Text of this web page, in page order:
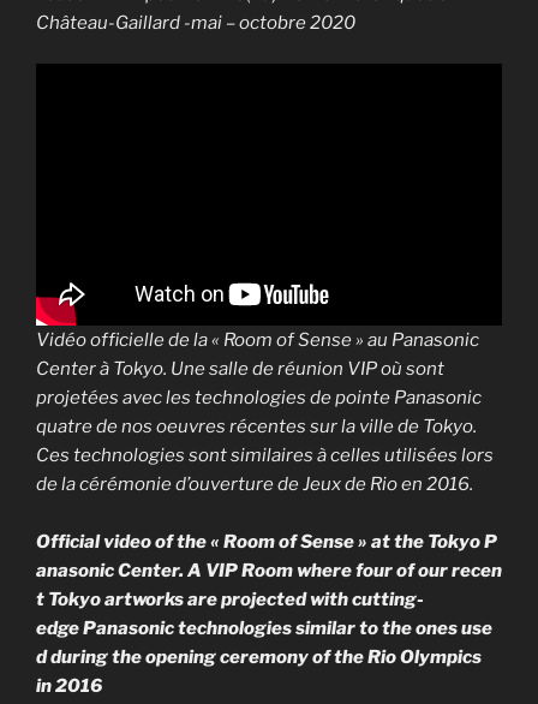
Château-Gaillard -mai – octobre 2020
Vidéo officielle de la « Room of Sense » au Panasonic
Center à Tokyo. Une salle de réunion VIP où sont
projetées avec les technologies de pointe Panasonic
quatre de nos oeuvres récentes sur la ville de Tokyo.
Ces technologies sont similaires à celles utilisées lors
de la cérémonie d’ouverture de Jeux de Rio en 2016.
Official video of the « Room of Sense » at the Tokyo P
anasonic Center. A VIP Room where four of our recen
t Tokyo artworks are projected with cutting-
edge Panasonic technologies similar to the ones use
d during the opening ceremony of the Rio Olympics
in 2016